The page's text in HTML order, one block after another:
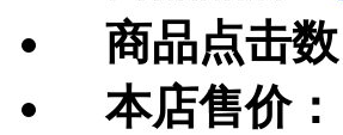
商品点击数
本店售价：